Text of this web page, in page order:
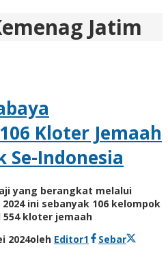
Jatim
Kloter Jemaah
Se-Indonesia
yang berangkat melalui
ini sebanyak 106 kelompok
kloter jemaah
2024oleh Editor1
Sebar